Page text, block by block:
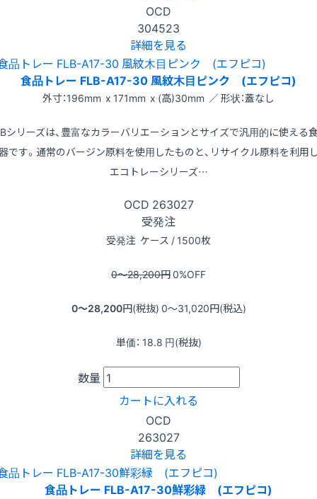
OCD
304523
詳細を見る
食品トレー FLB-A17-30 風紋木目ピンク (エフピコ)
外寸：196mm x 171mm x (高)30mm ／ 形状：蓋なし
シリーズは、豊富なカラーバリエーションとサイズで汎用的に使える
です。通常のバージン原料を使用したものと、リサイクル原料を利用
エコトレーシリーズ…
OCD 263027
受発注
受発注 ケース / 1500枚
0〜28,200円0%OFF
0〜28,200円(税抜) 0〜31,020円(税込)
単価： 18.8 円(税抜)
数量
カートに入れる
OCD
263027
詳細を見る
食品トレー FLB-A17-30鮮彩緑 (エフピコ)